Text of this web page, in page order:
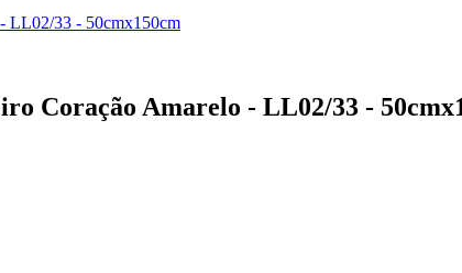
LL02/33 - 50cmx150cm
Coração Amarelo - LL02/33 -